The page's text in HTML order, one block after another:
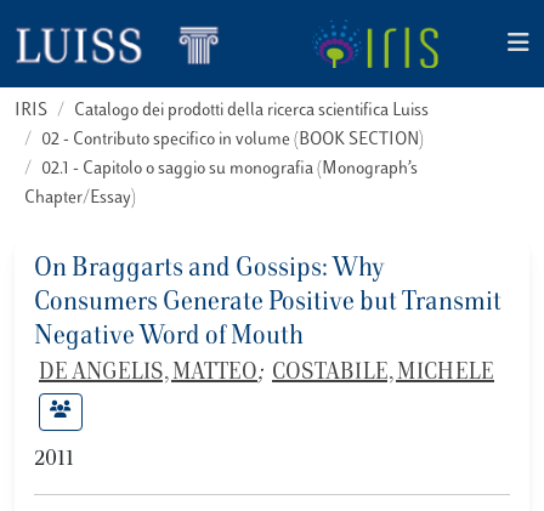
IRIS
Catalogo dei prodotti della ricerca scientifica Luiss
02 - Contributo specifico in volume (BOOK SECTION)
02.1 - Capitolo o saggio su monografia (Monograph’s
Chapter/Essay)
On Braggarts and Gossips: Why
Consumers Generate Positive but Transmit
Negative Word of Mouth
DE ANGELIS, MATTEO; COSTABILE, MICHELE
2011